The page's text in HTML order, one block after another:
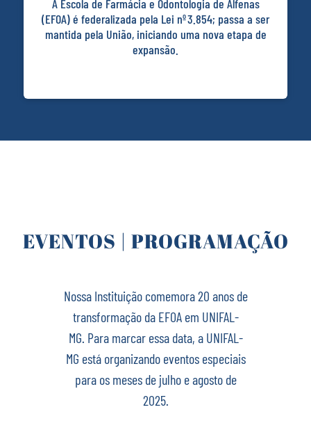
A instituição é elevada à condição de Centro
Universitário Federal (EFOA/Ceufe), com ampliação
de cursos e início de formação a distância por meio
do CEAD (Centro de Educação Aberta e Distância) em
EVENTOS | PROGRAMAÇÃO
Nossa Instituição comemora 20 anos de
transformação da EFOA em UNIFAL-
MG. Para marcar essa data, a UNIFAL-
MG está organizando eventos especiais
para os meses de julho e agosto de
2025.